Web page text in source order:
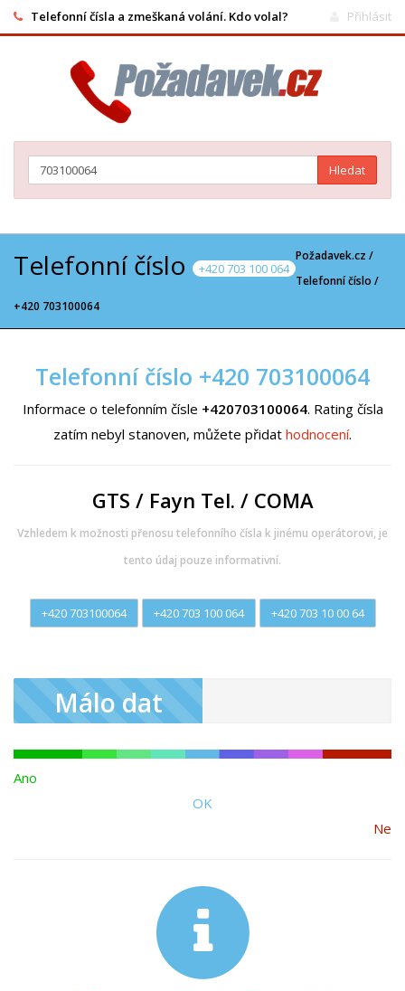
Telefonní čísla a zmeškaná volání. Kdo volal? Přihlásit
Hledat
Telefonní číslo +420 703 100 064
Požadavek.cz /
Telefonní číslo /
+420 703100064
Telefonní číslo +420 703100064
Informace o telefonním čísle +420703100064. Rating čísla
zatím nebyl stanoven, můžete přidat hodnocení.
GTS / Fayn Tel. / COMA
Vzhledem k možnosti přenosu telefonního čísla k jinému operátorovi, je
tento údaj pouze informativní.
+420 703100064 +420 703 100 064 +420 703 10 00 64
Málo dat
Ano
OK
Ne